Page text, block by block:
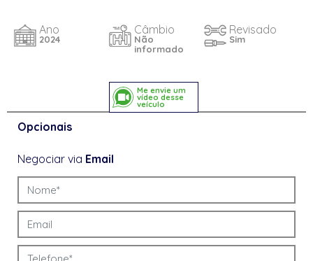
Ano
2024
Câmbio
Não
informado
Revisado
Sim
Me envie um
vídeo desse
veículo
Opcionais
Negociar via Email